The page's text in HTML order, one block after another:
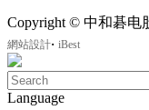
Copyright © 中和碁电
網站設計‧ iBest
Language